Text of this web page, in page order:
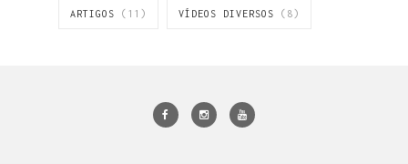
ARTIGOS (11) VÍDEOS DIVERSOS (8)